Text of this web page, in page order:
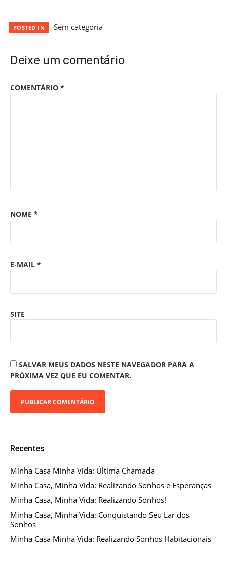
POSTED IN Sem categoria
Deixe um comentário
COMENTÁRIO *
NOME *
E-MAIL *
SITE
SALVAR MEUS DADOS NESTE NAVEGADOR PARA A
PRÓXIMA VEZ QUE EU COMENTAR.
Recentes
Minha Casa Minha Vida: Última Chamada
Minha Casa, Minha Vida: Realizando Sonhos e Esperanças
Minha Casa, Minha Vida: Realizando Sonhos!
Minha Casa, Minha Vida: Conquistando Seu Lar dos
Sonhos
Minha Casa Minha Vida: Realizando Sonhos Habitacionais